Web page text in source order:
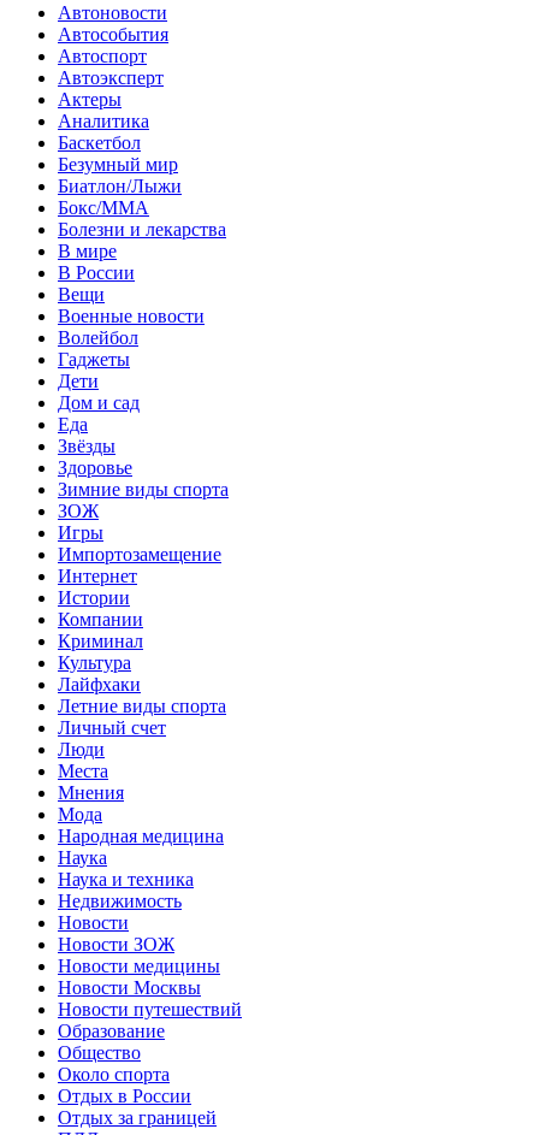
Автоновости
Автособытия
Автоспорт
Автоэксперт
Актеры
Аналитика
Баскетбол
Безумный мир
Биатлон/Лыжи
Бокс/MMA
Болезни и лекарства
В мире
В России
Вещи
Военные новости
Волейбол
Гаджеты
Дети
Дом и сад
Еда
Звёзды
Здоровье
Зимние виды спорта
ЗОЖ
Игры
Импортозамещение
Интернет
Истории
Компании
Криминал
Культура
Лайфхаки
Летние виды спорта
Личный счет
Люди
Места
Мнения
Мода
Народная медицина
Наука
Наука и техника
Недвижимость
Новости
Новости ЗОЖ
Новости медицины
Новости Москвы
Новости путешествий
Образование
Общество
Около спорта
Отдых в России
Отдых за границей